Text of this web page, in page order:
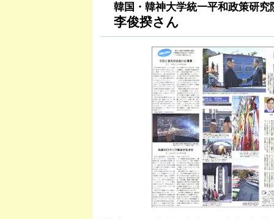
韓国・韓神大学統一平和政策研究
李俊揆さん